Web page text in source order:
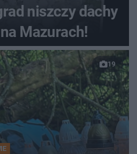
niszczy dachy
Mazurach!
19